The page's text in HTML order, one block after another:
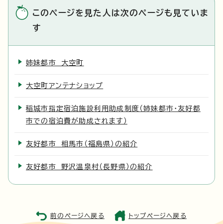
このページを見た人は次のページも見ていま
す
姉妹都市 大空町
大空町アンテナショップ
稲城市指定宿泊施設利用助成制度（姉妹都市・友好都
市での宿泊費が助成されます）
友好都市 相馬市（福島県）の紹介
友好都市 野沢温泉村（長野県）の紹介
前のページへ戻る トップページへ戻る